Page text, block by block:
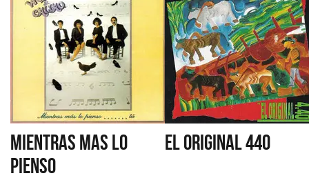
MIENTRAS MAS LO
PIENSO
EL ORIGINAL 440